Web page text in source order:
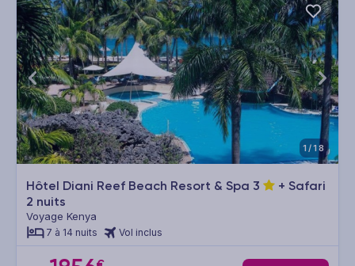
1/18
Hôtel Diani Reef Beach Resort & Spa 3
+ Safari
2 nuits
Voyage Kenya
7 à 14 nuits Vol inclus